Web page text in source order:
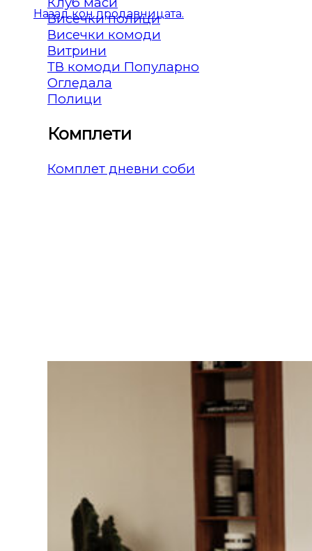
Назад кон продавницата.
Висечки полици
Висечки комоди
Витрини
ТВ комоди
Огледала
Полици
Комплети
Комплет дневни соби